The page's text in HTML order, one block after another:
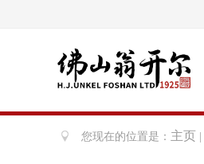
您现在的位置是： 主页